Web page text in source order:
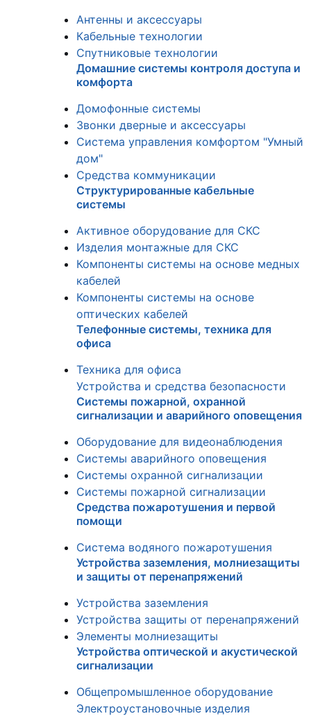
Антенны и аксессуары
Кабельные технологии
Спутниковые технологии
Домашние системы контроля доступа и
комфорта
Домофонные системы
Звонки дверные и аксессуары
Система управления комфортом "Умный
дом"
Средства коммуникации
Структурированные кабельные
системы
Активное оборудование для СКС
Изделия монтажные для СКС
Компоненты системы на основе медных
кабелей
Компоненты системы на основе
оптических кабелей
Телефонные системы, техника для
офиса
Техника для офиса
Устройства и средства безопасности
Системы пожарной, охранной
сигнализации и аварийного оповещения
Оборудование для видеонаблюдения
Системы аварийного оповещения
Системы охранной сигнализации
Системы пожарной сигнализации
Средства пожаротушения и первой
помощи
Система водяного пожаротушения
Устройства заземления, молниезащиты
и защиты от перенапряжений
Устройства заземления
Устройства защиты от перенапряжений
Элементы молниезащиты
Устройства оптической и акустической
сигнализации
Общепромышленное оборудование
Электроустановочные изделия